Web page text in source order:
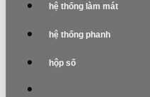
hệ thống làm mát
hệ thống phanh
hộp số